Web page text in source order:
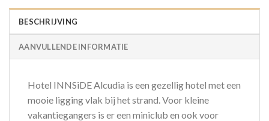
BESCHRIJVING
AANVULLENDE INFORMATIE
Hotel INNSiDE Alcudia is een gezellig hotel met een
mooie ligging vlak bij het strand. Voor kleine
vakantiegangers is er een miniclub en ook voor